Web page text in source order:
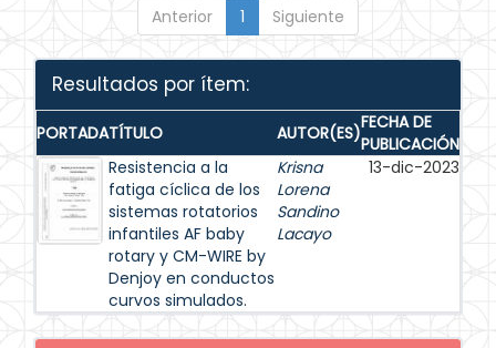
Anterior 1 Siguiente
Resultados por ítem:
PORTADATÍTULO AUTOR(ES)FECHA DE
PUBLICACIÓN
Resistencia a la
fatiga cíclica de los
sistemas rotatorios
infantiles AF baby
rotary y CM-WIRE by
Denjoy en conductos
curvos simulados.
Krisna
Lorena
Sandino
Lacayo
13-dic-2023